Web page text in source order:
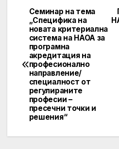
Post
navigation
Семинар на тема
„Специфика на
новата критериална
система на НАОА за
програмна
акредитация на
професионално
направление/
специалност от
регулираните
професии –
пресечни точки и
решения“